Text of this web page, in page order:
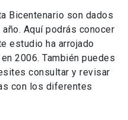
Bicentenario son dados
Aquí podrás conocer
estudio ha arrojado
2006. También puedes
consultar y revisar
con los diferentes